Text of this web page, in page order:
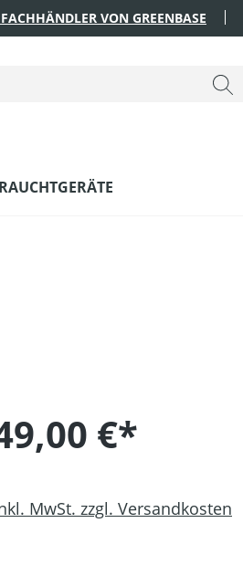
VON GREENBASE
€*
MwSt. zzgl. Versandkosten